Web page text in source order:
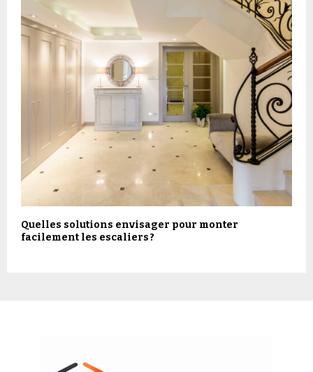
Quelles solutions envisager pour monter
facilement les escaliers ?